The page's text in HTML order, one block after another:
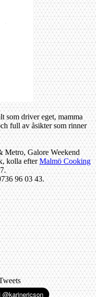
som driver eget, mamma
full av åsikter som rinner
Metro, Galore Weekend
kolla efterMalmö Cooking
96 03 43.